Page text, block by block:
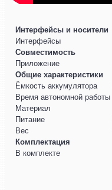
Интерфейсы и носители
Интерфейсы
Совместимость
Приложение
Общие характеристики
Ёмкость аккумулятора
Время автономной работы
Материал
Питание
Вес
Комплектация
В комплекте